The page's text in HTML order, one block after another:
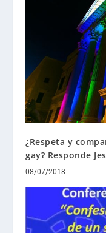
¿Respeta y
gay? Responde
08/07/2018